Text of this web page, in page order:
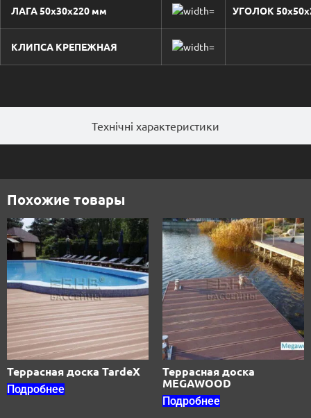
Технічні характеристики
ЛАГА 50х30х220 мм УГОЛОК
КЛИПСА КРЕПЕЖНАЯ
Похожие товары
Террасная доска TardeX
Подробнее
Террасная доска
MEGAWOOD
Подробнее